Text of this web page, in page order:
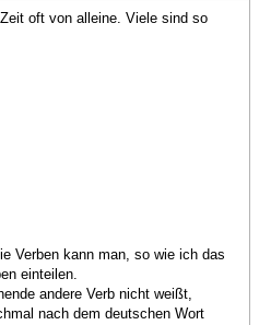
oft von alleine. Viele sind so
Verben kann man, so wie ich das
einteilen.
andere Verb nicht weißt,
nach dem deutschen Wort